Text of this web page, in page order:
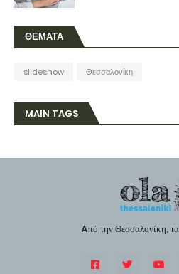
ΘΕΜΑΤΑ
slideshow Θεσσαλονίκη
MAIN TAGS
Aπό την Θεσσαλονίκη,